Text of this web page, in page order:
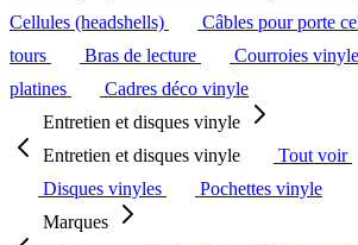
Cellules (headshells)
Câbles pour porte
tours
Bras de lecture Courroies vinyle
platines
Cadres déco vinyle
Entretien et disques vinyle
Entretien et disques vinyle
Tout voir
Disques vinyles
Pochettes vinyle
Marques